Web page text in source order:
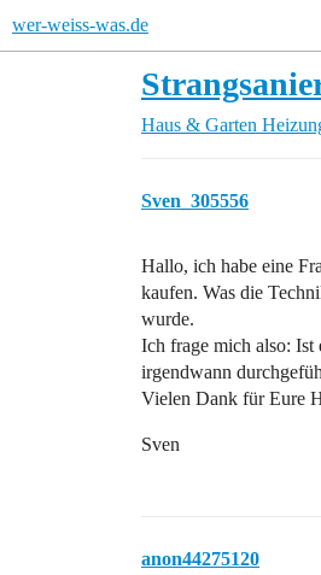
wer-weiss-was.de
Haus & Garten
Sven_305556
Hallo, ich habe eine
kaufen. Was die
wurde.
Ich frage mich also: Ist
irgendwann
Vielen Dank für Eure
Sven
anon44275120